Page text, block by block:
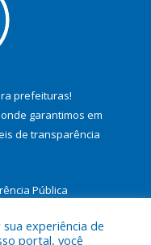
prefeituras!
garantimos em
de transparência
Pública
experiência de
portal, você